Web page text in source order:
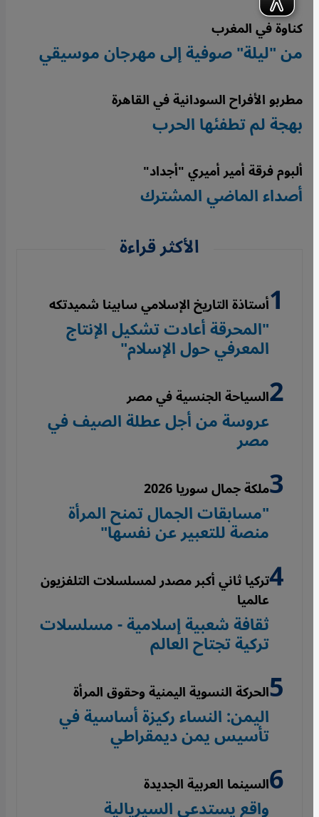
كناوة في المغرب
من "ليلة" صوفية إلى مهرجان موسيقي
مطربو الأفراح السودانية في القاهرة
بهجة لم تطفئها الحرب
ألبوم فرقة أمير أميري "أجداد"
أصداء الماضي المشترك
الأكثر قراءة
أستاذة التاريخ الإسلامي سابينا شميدتكه
"المحرقة أعادت تشكيل الإنتاج
المعرفي حول الإسلام"
السياحة الجنسية في مصر
عروسة من أجل عطلة الصيف في
مصر
ملكة جمال سوريا 2026
"مسابقات الجمال تمنح المرأة
منصة للتعبير عن نفسها"
تركيا ثاني أكبر مصدر لمسلسلات التلفزيون
عالميا
ثقافة شعبية إسلامية - مسلسلات
تركية تجتاح العالم
الحركة النسوية اليمنية وحقوق المرأة
اليمن: النساء ركيزة أساسية في
تأسيس يمن ديمقراطي
السينما العربية الجديدة
واقع يستدعي السيريالية